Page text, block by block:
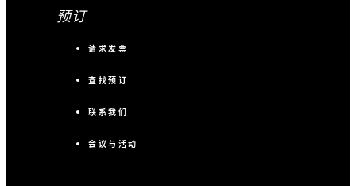
预订
请求发票
查找预订
联系我们
会议与活动